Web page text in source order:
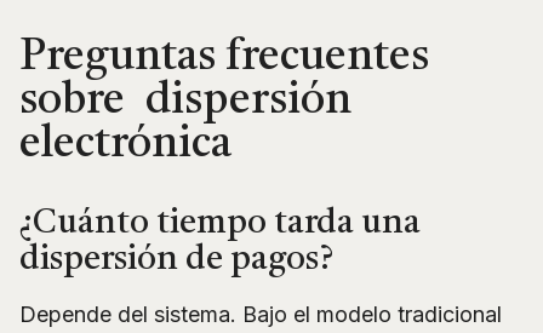
Preguntas frecuentes
sobre dispersión
electrónica
¿Cuánto tiempo tarda una
dispersión de pagos?
Depende del sistema. Bajo el modelo tradicional